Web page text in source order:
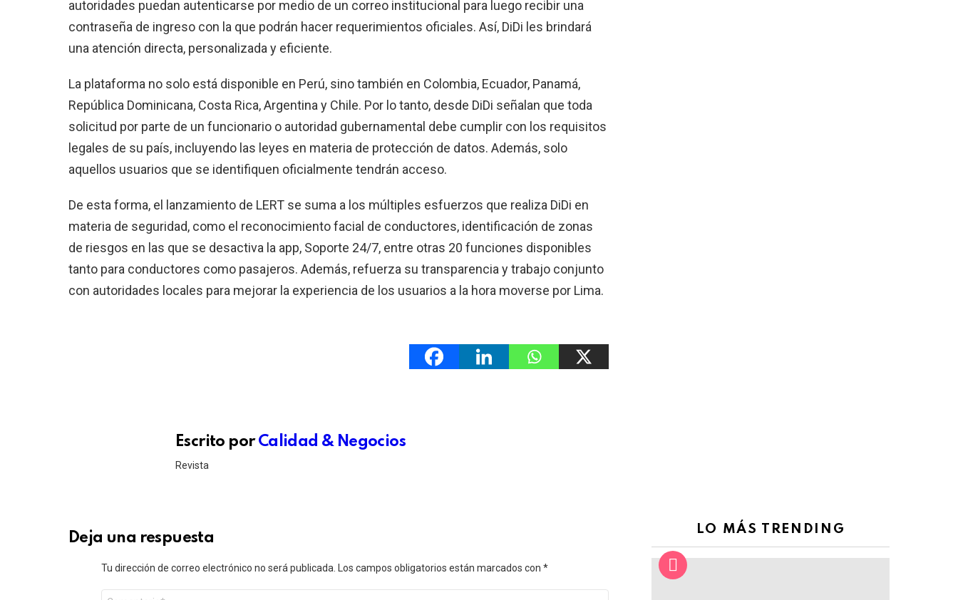
autoridades puedan autenticarse por medio de un correo institucional para luego recibir una
contraseña de ingreso con la que podrán hacer requerimientos oficiales. Así, DiDi les brindará
una atención directa, personalizada y eficiente.
La plataforma no solo está disponible en Perú, sino también en Colombia, Ecuador, Panamá,
República Dominicana, Costa Rica, Argentina y Chile. Por lo tanto, desde DiDi señalan que toda
solicitud por parte de un funcionario o autoridad gubernamental debe cumplir con los requisitos
legales de su país, incluyendo las leyes en materia de protección de datos. Además, solo
aquellos usuarios que se identifiquen oficialmente tendrán acceso.
De esta forma, el lanzamiento de LERT se suma a los múltiples esfuerzos que realiza DiDi en
materia de seguridad, como el reconocimiento facial de conductores, identificación de zonas
de riesgos en las que se desactiva la app, Soporte 24/7, entre otras 20 funciones disponibles
tanto para conductores como pasajeros. Además, refuerza su transparencia y trabajo conjunto
con autoridades locales para mejorar la experiencia de los usuarios a la hora moverse por Lima.
Escrito porCalidad & Negocios
Revista
Deja una respuesta
Tu dirección de correo electrónico no será publicada. Los campos obligatorios están marcados con *
LO MÁS TRENDING